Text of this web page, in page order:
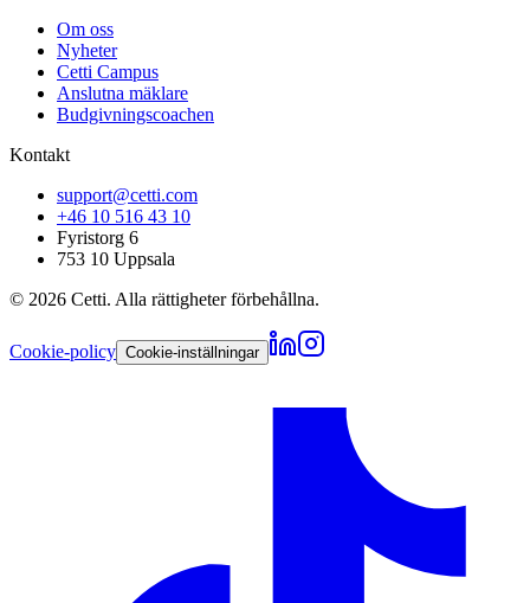
Om oss
Nyheter
Cetti Campus
Anslutna mäklare
Budgivningscoachen
Kontakt
support@cetti.com
+46 10 516 43 10
Fyristorg 6
753 10 Uppsala
© 2026 Cetti. Alla rättigheter förbehållna.
Cookie-policy Cookie-inställningar